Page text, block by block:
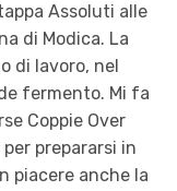
Assoluti alle
di Modica. La
di lavoro, nel
fermento. Mi fa
Coppie Over
prepararsi in
piacere anche la